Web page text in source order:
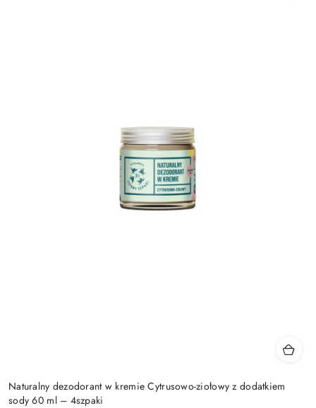
Naturalny dezodorant w kremie Cytrusowo-ziołowy z dodatkiem
sody 60 ml – 4szpaki